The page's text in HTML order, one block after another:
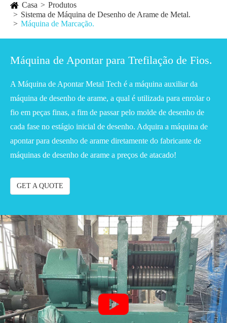
Casa
Produtos
Sistema de Máquina de Desenho de Arame de Metal.
Máquina de Marcação.
Máquina de Apontar para Trefilação de Fios.
A Máquina de Apontar Metal Tech é a máquina auxiliar da
máquina de desenho de arame, a qual é utilizada para enrolar o
fio em peças finas, a fim de passar pelo molde de desenho de
cada fase no estágio inicial de desenho. Adquira a máquina de
apontar para desenho de arame diretamente do fabricante de
máquinas de desenho de arame a preços de atacado!
GET A QUOTE
